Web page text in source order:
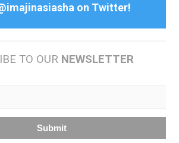
on Twitter!
TO OUR NEWSLETTER